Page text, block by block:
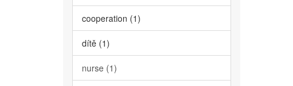
cooperation (1)
dítě (1)
nurse (1)